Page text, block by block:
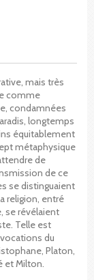
mais très
comme
condamnées
longtemps
équitablement
métaphysique
de
de ce
se distinguaient
religion, entré
se révélaient
Telle est
du
Platon,
et Milton.